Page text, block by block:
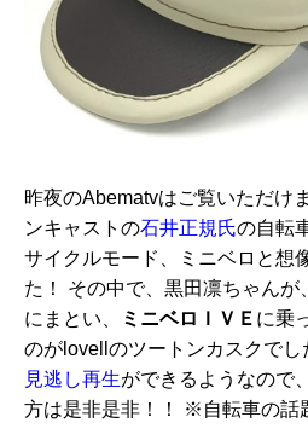
昨夜のAbematvはご覧いただけ
ンキャストの石井正規氏の自転
サイクルモード、ミニベロと想
た！ その中で、黒田凛ちゃん
にまとい、
ミニベロＩＶＥ に乗
のがlovellのツートンカスクでし
見逃し再生ができるようなので
方は是非是非！！ ※自転車の話